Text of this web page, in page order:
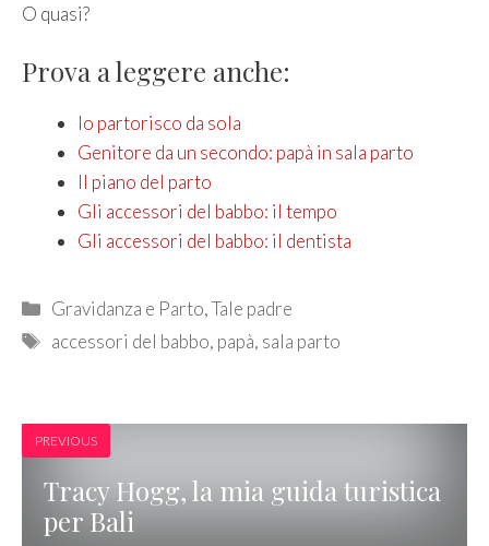
O quasi?
Prova a leggere anche:
Io partorisco da sola
Genitore da un secondo: papà in sala parto
Il piano del parto
Gli accessori del babbo: il tempo
Gli accessori del babbo: il dentista
Categories
Gravidanza e Parto,Tale padre
Tags
accessori del babbo, papà, sala parto
PREVIOUS
Tracy Hogg, la mia guida turistica
per Bali